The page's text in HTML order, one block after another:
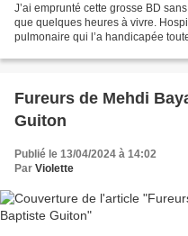
J’ai emprunté cette grosse BD
que quelques heures à vivre.
pulmonaire qui l’a handicapée
Fureurs de Mehdi
Guiton
Publié le 13/04/2024 à 14:02
Par Violette